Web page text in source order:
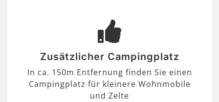
Zusätzlicher Campingplatz
In ca. 150m Entfernung finden Sie einen
Campingplatz für kleinere Wohnmobile
und Zelte